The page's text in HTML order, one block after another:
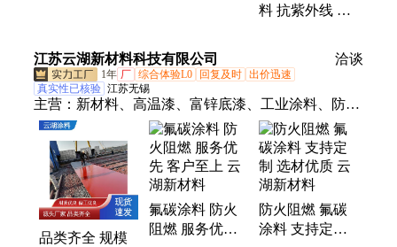
料 抗紫外线 污
江苏云湖新材料科技有限公司 洽谈
1年 厂 综合体验L0 回复及时 出价迅速
真实性已核验 江苏无锡
主营： 新材料、高温漆、富锌底漆、工业涂料、防腐
涂料、氟碳涂料、钢结构涂料、环氧酚醛涂料、工业
油漆、桥梁防腐漆、环氧云铁漆、管道防腐漆、钢结
构油漆、工业级防护、氯化橡胶面漆、饮用水防腐
漆、环氧防腐面漆、耐高温银粉漆、耐高温耐酸碱漆
品类齐全 规模
氟碳涂料 防火
阻燃 服务优先
防火阻燃 氟碳
涂料 支持定制